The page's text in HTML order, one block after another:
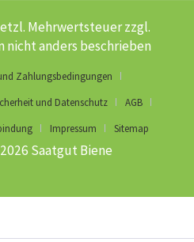
Mehrwertsteuer zzgl.
nicht anders beschrieben
Zahlungsbedingungen
und Datenschutz
AGB
Impressum Sitemap
Saatgut Biene